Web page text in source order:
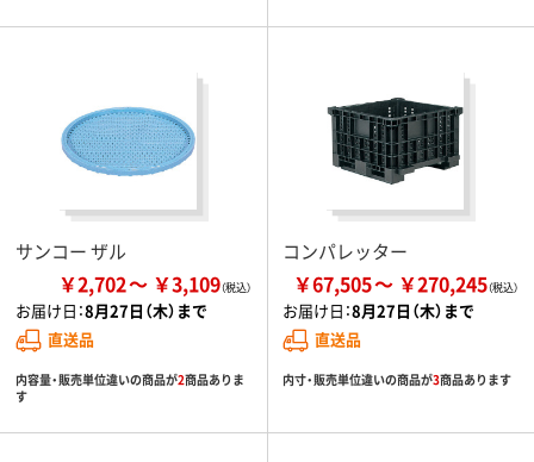
サンコー ザル
￥2,702 ￥3,109
お届け日：8月27日（木）まで
直送品
内容量・販売単位違いの商品が2商品ありま
す
コンパレッター
￥67,505 ￥270,245
お届け日：8月27日（木）まで
直送品
内寸・販売単位違いの商品が3商品あります